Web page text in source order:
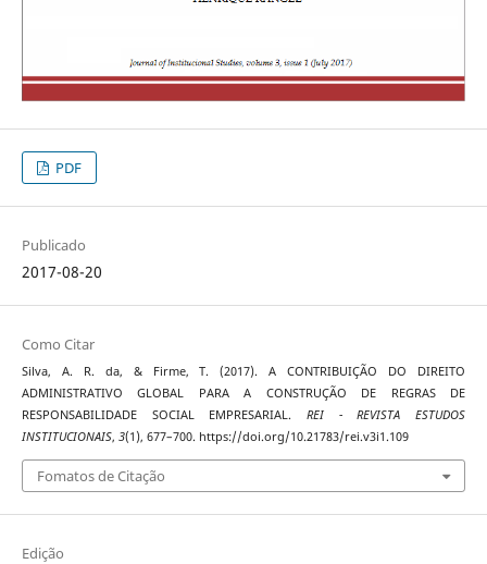
PDF
Publicado
2017-08-20
Como Citar
Silva, A. R. da, & Firme, T. (2017). A CONTRIBUIÇÃO DO DIREITO
ADMINISTRATIVO GLOBAL PARA A CONSTRUÇÃO DE REGRAS DE
RESPONSABILIDADE SOCIAL EMPRESARIAL. REI - REVISTA ESTUDOS
INSTITUCIONAIS, 3(1), 677–700. https://doi.org/10.21783/rei.v3i1.109
Fomatos de Citação
Edição